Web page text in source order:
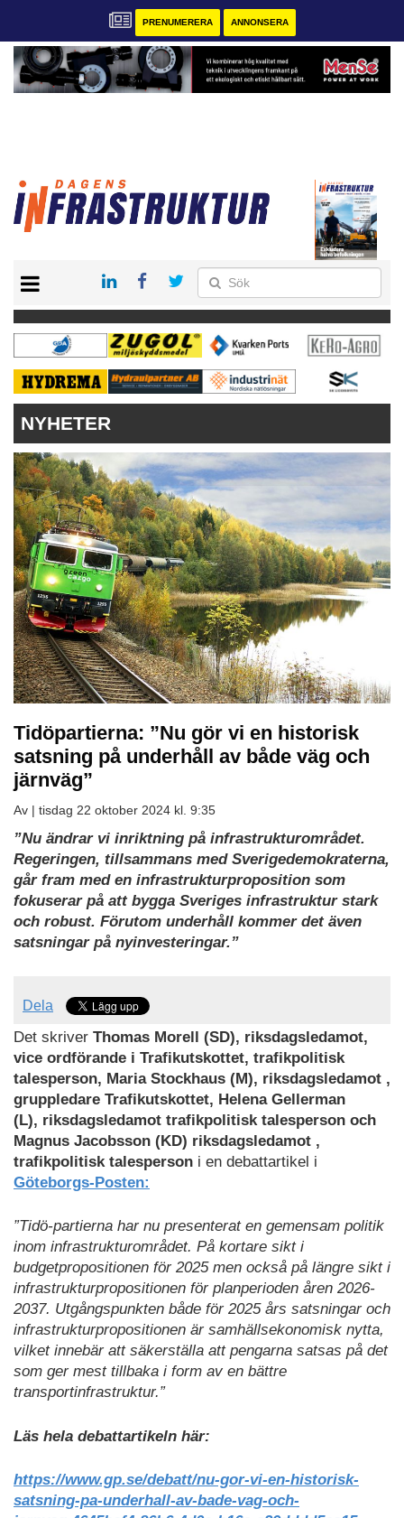
PRENUMERERA ANNONSERA
KONTAKT
VÅRA ANDRA MAGASIN
PRENUMERERA
ANNONSERA
NYHETER
Tidöpartierna: ”Nu gör vi en historisk
satsning på underhåll av både väg och
järnväg”
Av | tisdag 22 oktober 2024 kl. 9:35
”Nu ändrar vi inriktning på infrastrukturområdet.
Regeringen, tillsammans med Sverigedemokraterna,
går fram med en infrastrukturproposition som
fokuserar på att bygga Sveriges infrastruktur stark
och robust. Förutom underhåll kommer det även
satsningar på nyinvesteringar.”
Dela
Det skriver Thomas Morell (SD), riksdagsledamot,
vice ordförande i Trafikutskottet, trafikpolitisk
talesperson, Maria Stockhaus (M), riksdagsledamot ,
gruppledare Trafikutskottet, Helena Gellerman
(L), riksdagsledamot trafikpolitisk talesperson och
Magnus Jacobsson (KD) riksdagsledamot ,
trafikpolitisk talesperson i en debattartikel i
Göteborgs-Posten:
”Tidö-partierna har nu presenterat en gemensam politik
inom infrastrukturområdet. På kortare sikt i
budgetpropositionen för 2025 men också på längre sikt i
infrastrukturpropositionen för planperioden åren 2026-
2037. Utgångspunkten både för 2025 års satsningar och
infrastrukturpropositionen är samhällsekonomisk nytta,
vilket innebär att säkerställa att pengarna satsas på det
som ger mest tillbaka i form av en bättre
transportinfrastruktur.”
Läs hela debattartikeln här:
https://www.gp.se/debatt/nu-gor-vi-en-historisk-
satsning-pa-underhall-av-bade-vag-och-